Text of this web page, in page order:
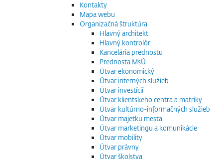
Kontakty
Mapa webu
Organizačná štruktúra
Hlavný architekt
Hlavný kontrolór
Kancelária prednostu
Prednosta MsÚ
Útvar ekonomický
Útvar interných služieb
Útvar investícií
Útvar klientskeho centra a matriky
Útvar kultúrno-informačných služieb
Útvar majetku mesta
Útvar marketingu a komunikácie
Útvar mobility
Útvar právny
Útvar školstva